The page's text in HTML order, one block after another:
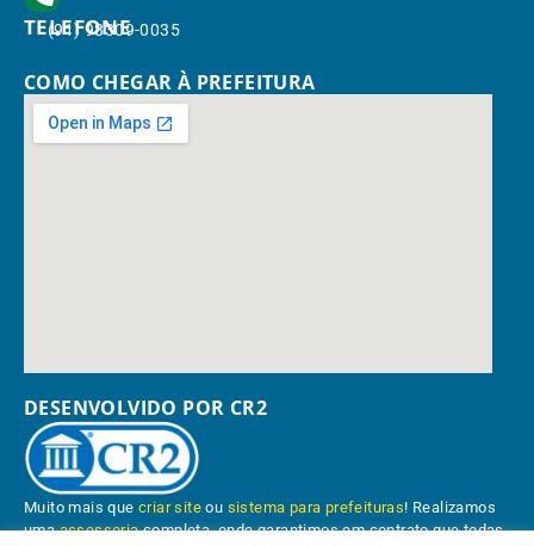
TELEFONE
(91) 98309-0035
COMO CHEGAR À PREFEITURA
DESENVOLVIDO POR CR2
Muito mais quecriar site ou sistema para prefeituras! Realizamos
umaassessoriacompleta, onde garantimos em contrato que todas